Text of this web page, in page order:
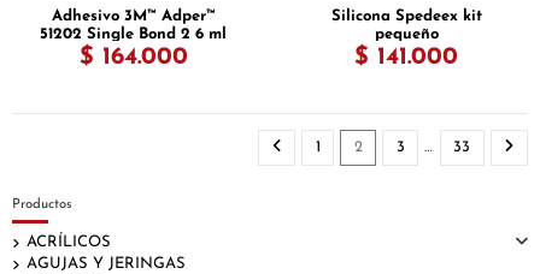
Adhesivo 3M™ Adper™
51202 Single Bond 2 6 ml
$ 164.000
Silicona Spedeex kit
pequeño
$ 141.000
1 2 3 … 33
Productos
ACRÍLICOS
AGUJAS Y JERINGAS